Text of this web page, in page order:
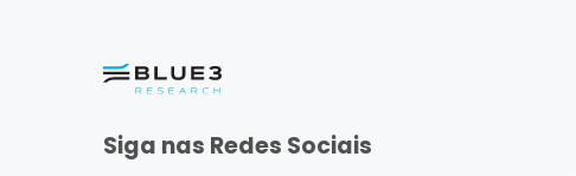
Siga nas Redes Sociais